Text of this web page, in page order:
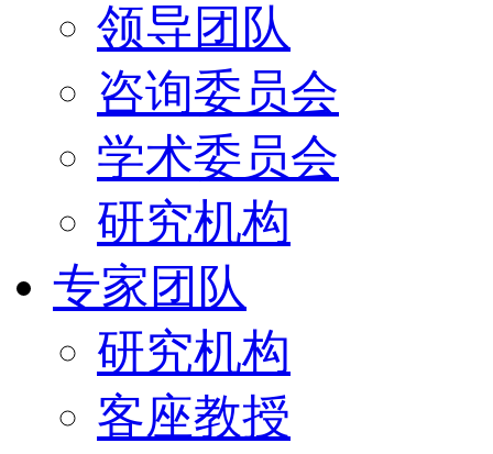
领导团队
咨询委员会
学术委员会
研究机构
专家团队
研究机构
客座教授